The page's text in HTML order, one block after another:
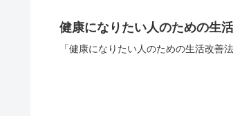
健康になりたい人のための生
「健康になりたい人のための生活改